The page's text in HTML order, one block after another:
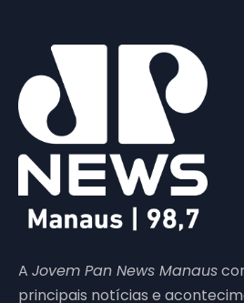
A Jovem Pan News Manaus
principais notícias e